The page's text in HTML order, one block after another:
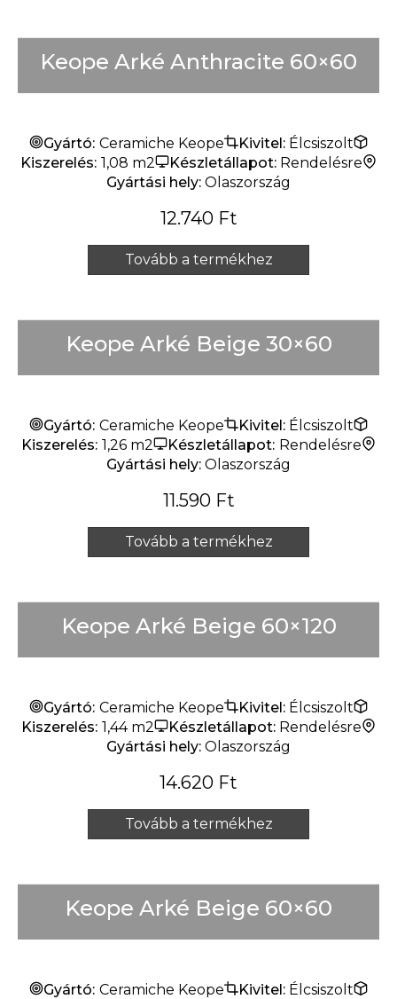
Keope Arké Anthracite 60×60
Gyártó: Ceramiche Keope Kivitel: Élcsiszolt
Kiszerelés: 1,08 m2 Készletállapot: Rendelésre
Gyártási hely: Olaszország
12.740 Ft
Tovább a termékhez
Keope Arké Beige 30×60
Gyártó: Ceramiche Keope Kivitel: Élcsiszolt
Kiszerelés: 1,26 m2 Készletállapot: Rendelésre
Gyártási hely: Olaszország
11.590 Ft
Tovább a termékhez
Keope Arké Beige 60×120
Gyártó: Ceramiche Keope Kivitel: Élcsiszolt
Kiszerelés: 1,44 m2 Készletállapot: Rendelésre
Gyártási hely: Olaszország
14.620 Ft
Tovább a termékhez
Keope Arké Beige 60×60
Gyártó: Ceramiche Keope Kivitel: Élcsiszolt